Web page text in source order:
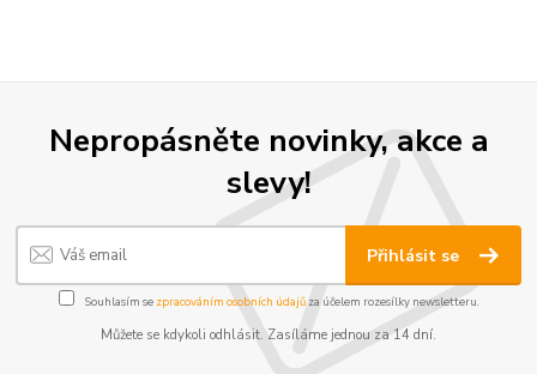
Nepropásněte novinky, akce a
slevy!
Přihlásit se
Souhlasím se zpracováním osobních údajůza účelem rozesílky newsletteru.
Můžete se kdykoli odhlásit. Zasíláme jednou za 14 dní.